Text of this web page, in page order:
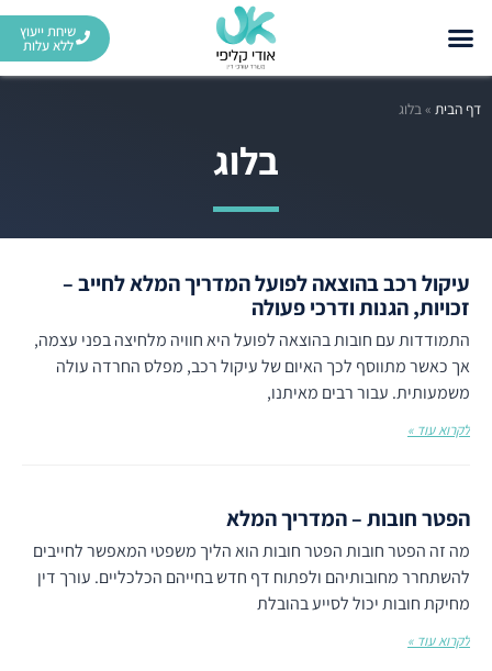
שיחת ייעוץ
ללא עלות
דף הבית »בלוג
בלוג
עיקול רכב בהוצאה לפועל המדריך המלא לחייב –
זכויות, הגנות ודרכי פעולה
התמודדות עם חובות בהוצאה לפועל היא חוויה מלחיצה בפני עצמה,
אך כאשר מתווסף לכך האיום של עיקול רכב, מפלס החרדה עולה
משמעותית. עבור רבים מאיתנו,
לקרוא עוד »
הפטר חובות – המדריך המלא
מה זה הפטר חובות הפטר חובות הוא הליך משפטי המאפשר לחייבים
להשתחרר מחובותיהם ולפתוח דף חדש בחייהם הכלכליים. עורך דין
מחיקת חובות יכול לסייע בהובלת
לקרוא עוד »